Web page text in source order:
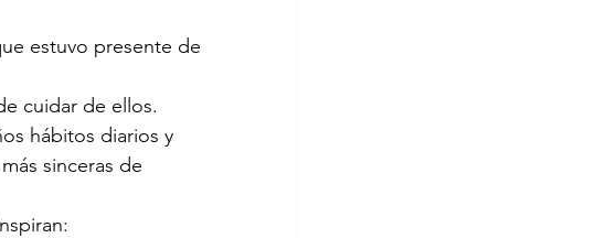
estuvo presente de
cuidar de ellos.
hábitos diarios y
sinceras de